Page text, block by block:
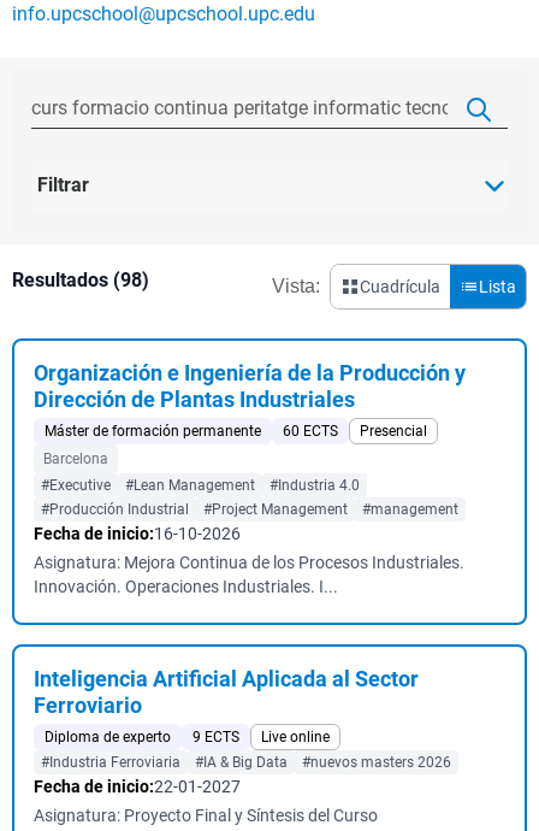
info.upcschool@upcschool.upc.edu
Filtrar
Resultados (98) Vista: Cuadrícula Lista
Organización e Ingeniería de la Producción y
Dirección de Plantas Industriales
Máster de formación permanente 60 ECTS
Presencial
Barcelona
#Executive
#Lean Management
#Industria 4.0
#Producción Industrial
#Project Management #management
Fecha de inicio:16-10-2026
Asignatura: Mejora Continua de los Procesos Industriales.
Innovación. Operaciones Industriales. I...
Inteligencia Artificial Aplicada al Sector
Ferroviario
Diploma de experto 9 ECTS
Live online
#Industria Ferroviaria
#IA & Big Data #nuevos masters 2026
Fecha de inicio:22-01-2027
Asignatura: Proyecto Final y Síntesis del Curso